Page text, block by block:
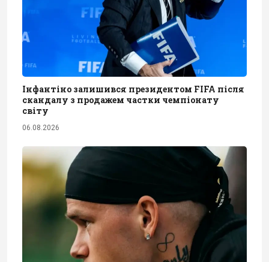
Інфантіно залишився президентом FIFA після
скандалу з продажем частки чемпіонату
світу
06.08.2026